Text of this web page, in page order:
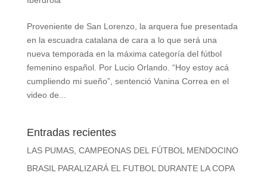
Proveniente de San Lorenzo, la arquera fue presentada
en la escuadra catalana de cara a lo que será una
nueva temporada en la máxima categoría del fútbol
femenino español. Por Lucio Orlando. “Hoy estoy acá
cumpliendo mi sueño”, sentenció Vanina Correa en el
video de...
Entradas recientes
LAS PUMAS, CAMPEONAS DEL FÚTBOL MENDOCINO
BRASIL PARALIZARÁ EL FUTBOL DURANTE LA COPA